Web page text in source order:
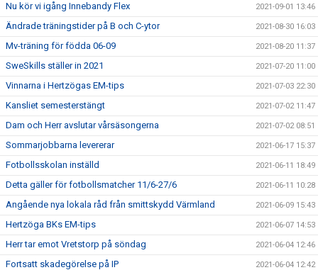
Nu kör vi igång Innebandy Flex 2021-09-01 13:46
Ändrade träningstider på B och C-ytor 2021-08-30 16:03
Mv-träning för födda 06-09 2021-08-20 11:37
SweSkills ställer in 2021 2021-07-20 11:00
Vinnarna i Hertzögas EM-tips 2021-07-03 22:30
Kansliet semesterstängt 2021-07-02 11:47
Dam och Herr avslutar vårsäsongerna 2021-07-02 08:51
Sommarjobbarna levererar 2021-06-17 15:37
Fotbollsskolan inställd 2021-06-11 18:49
Detta gäller för fotbollsmatcher 11/6-27/6 2021-06-11 10:28
Angående nya lokala råd från smittskydd Värmland 2021-06-09 15:43
Hertzöga BKs EM-tips 2021-06-07 14:53
Herr tar emot Vretstorp på söndag 2021-06-04 12:46
Fortsatt skadegörelse på IP 2021-06-04 12:42